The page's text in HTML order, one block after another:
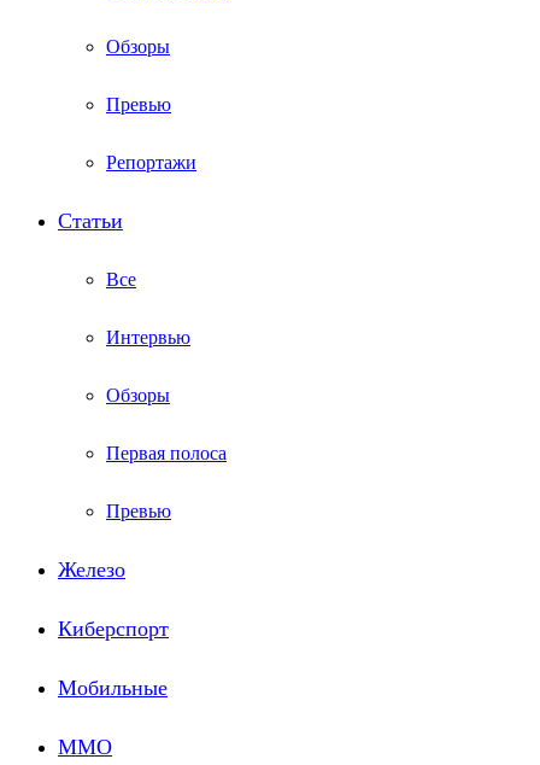
Обзоры
Превью
Репортажи
Статьи
Все
Интервью
Обзоры
Первая полоса
Превью
Железо
Киберспорт
Мобильные
ММО